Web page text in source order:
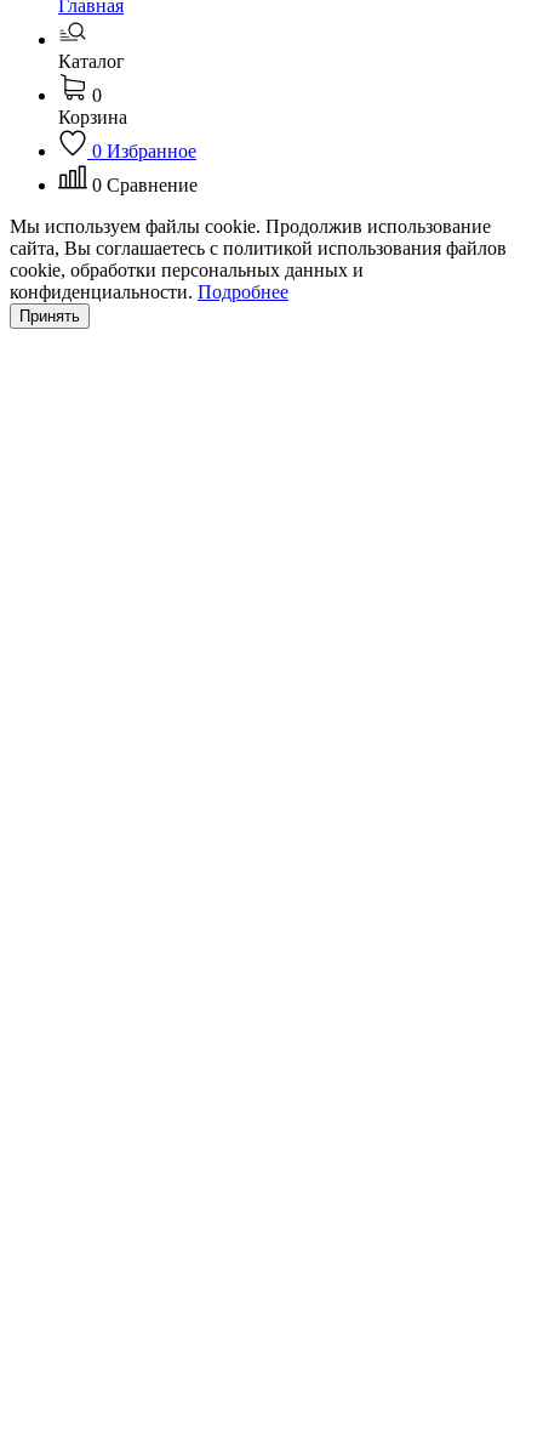
Главная
Каталог
0
Корзина
0 Избранное
0 Сравнение
Мы используем файлы cookie. Продолжив использование
сайта, Вы соглашаетесь с политикой использования файлов
cookie, обработки персональных данных и
конфиденциальности. Подробнее
Принять